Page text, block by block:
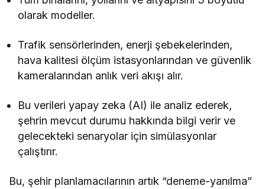
olarak modeller.
Trafik sensörlerinden, enerji şebekelerinden,
hava kalitesi ölçüm istasyonlarından ve güvenlik
kameralarından anlık veri akışı alır.
Bu verileri yapay zeka (AI) ile analiz ederek,
şehrin mevcut durumu hakkında bilgi verir ve
gelecekteki senaryolar için simülasyonlar
çalıştırır.
Bu, şehir planlamacılarının artık “deneme-yanılma”